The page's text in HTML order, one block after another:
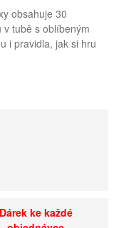
obsahuje 30
tubě s oblíbeným
i pravidla, jak si hru
Dárek ke každé